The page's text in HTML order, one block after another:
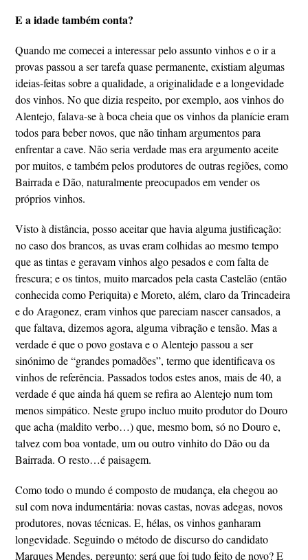
E a idade também conta?
Quando me comecei a interessar pelo assunto vinhos e o ir a
provas passou a ser tarefa quase permanente, existiam algumas
ideias-feitas sobre a qualidade, a originalidade e a longevidade
dos vinhos. No que dizia respeito, por exemplo, aos vinhos do
Alentejo, falava-se à boca cheia que os vinhos da planície eram
todos para beber novos, que não tinham argumentos para
enfrentar a cave. Não seria verdade mas era argumento aceite
por muitos, e também pelos produtores de outras regiões, como
Bairrada e Dão, naturalmente preocupados em vender os
próprios vinhos.
Visto à distância, posso aceitar que havia alguma justificação:
no caso dos brancos, as uvas eram colhidas ao mesmo tempo
que as tintas e geravam vinhos algo pesados e com falta de
frescura; e os tintos, muito marcados pela casta Castelão (então
conhecida como Periquita) e Moreto, além, claro da Trincadeira
e do Aragonez, eram vinhos que pareciam nascer cansados, a
que faltava, dizemos agora, alguma vibração e tensão. Mas a
verdade é que o povo gostava e o Alentejo passou a ser
sinónimo de “grandes pomadões”, termo que identificava os
vinhos de referência. Passados todos estes anos, mais de 40, a
verdade é que ainda há quem se refira ao Alentejo num tom
menos simpático. Neste grupo incluo muito produtor do Douro
que acha (maldito verbo…) que, mesmo bom, só no Douro e,
talvez com boa vontade, um ou outro vinhito do Dão ou da
Bairrada. O resto…é paisagem.
Como todo o mundo é composto de mudança, ela chegou ao
sul com nova indumentária: novas castas, novas adegas, novos
produtores, novas técnicas. E, hélas, os vinhos ganharam
longevidade. Seguindo o método de discurso do candidato
Marques Mendes, pergunto: será que foi tudo feito de novo? E